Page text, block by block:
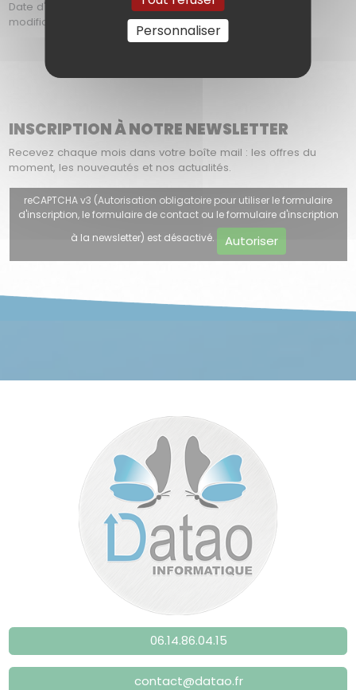
Date d'ajout : Le Dimanche 27 Juin 2021 à 02h41 | date de
modification : Le Vendredi 07 Aout 2026 à 10h51
INSCRIPTION À NOTRE NEWSLETTER
Recevez chaque mois dans votre boîte mail : les offres du
moment, les nouveautés et nos actualités.
reCAPTCHA v3 (Autorisation obligatoire pour utiliser le formulaire
d'inscription, le formulaire de contact ou le formulaire d'inscription
à la newsletter) est désactivé.
Autoriser
06.14.86.04.15
contact@datao.fr
Personnaliser